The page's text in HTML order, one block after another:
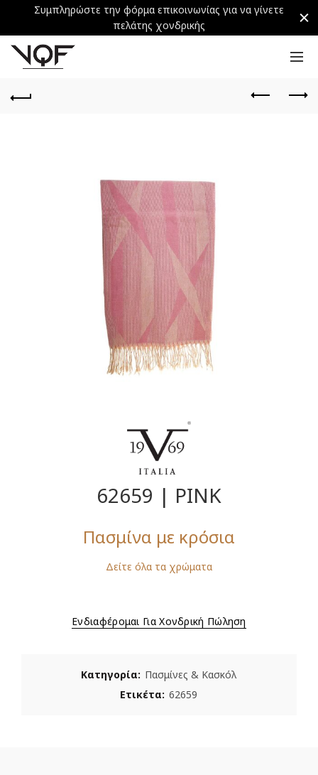
62659 | PINK
Πασμίνα με κρόσια
Δείτε όλα τα χρώματα
Ενδιαφέρομαι Για Χονδρική Πώληση
Κατηγορία: Πασμίνες & Κασκόλ
Ετικέτα: 62659
Συμπληρώστε την φόρμα επικοινωνίας για να γίνετε
πελάτης χονδρικής